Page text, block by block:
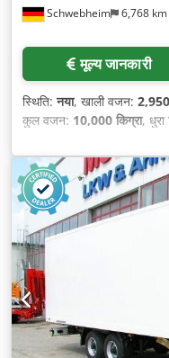
Schwebheim 6,768 km
मूल्य जानकारी
स्थिति:नया, खाली वजन: 2,950
कुल वजन: 10,000 किग्रा, धुरा
लोडिंग स्पेस वॉल्यूम:44 मी³,
17,5, व्हीलबेस:990 मिमी, रंग:
आकार:245 / 70 R 17,5 ,
केबिन:अन्य, उत्सर्जन श्रेणी:
संपीड़ित वायु ब्रेक